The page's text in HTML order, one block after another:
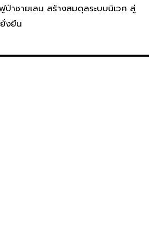
าชายเลน สร้างสมดุลระบบนิเวศ สู่
งยืน